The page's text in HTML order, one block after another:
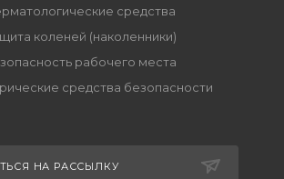
средства
коленей (наколенники)
рабочего места
средства безопасности
НА РАССЫЛКУ